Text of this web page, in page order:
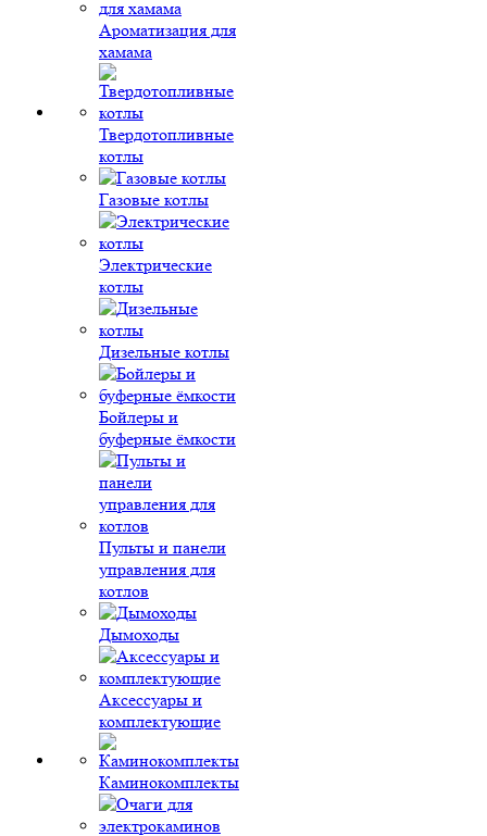
Ароматизация для
хамама
Твердотопливные
котлы
Газовые котлы
Электрические
котлы
Дизельные котлы
Бойлеры и
буферные ёмкости
Пульты и панели
управления для
котлов
Дымоходы
Аксессуары и
комплектующие
Каминокомплекты